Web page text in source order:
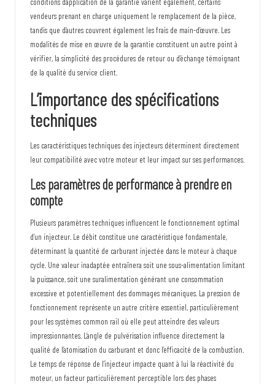
vendeurs prenant en charge uniquement le remplacement de la pièce,
tandis que d’autres couvrent également les frais de main-d’œuvre. Les
modalités de mise en œuvre de la garantie constituent un autre point à
vérifier, la simplicité des procédures de retour ou d’échange témoignant
de la qualité du service client.
L’importance des spécifications
techniques
Les caractéristiques techniques des injecteurs déterminent directement
leur compatibilité avec votre moteur et leur impact sur ses performances.
Les paramètres de performance à prendre en
compte
Plusieurs paramètres techniques influencent le fonctionnement optimal
d’un injecteur. Le débit constitue une caractéristique fondamentale,
déterminant la quantité de carburant injectée dans le moteur à chaque
cycle. Une valeur inadaptée entraînera soit une sous-alimentation limitant
la puissance, soit une suralimentation générant une consommation
excessive et potentiellement des dommages mécaniques. La pression de
fonctionnement représente un autre critère essentiel, particulièrement
pour les systèmes common rail où elle peut atteindre des valeurs
impressionnantes. L’angle de pulvérisation influence directement la
qualité de l’atomisation du carburant et donc l’efficacité de la combustion.
Le temps de réponse de l’injecteur impacte quant à lui la réactivité du
moteur, un facteur particulièrement perceptible lors des phases